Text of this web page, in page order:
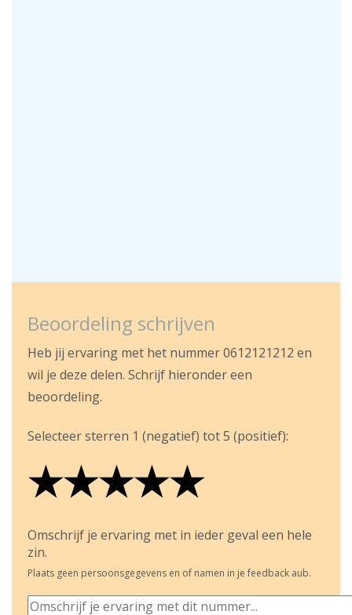
Beoordeling schrijven
Heb jij ervaring met het nummer 0612121212 en
wil je deze delen. Schrijf hieronder een
beoordeling.
Selecteer sterren 1 (negatief) tot 5 (positief):
★
★★
★★★
★★★★
★★★★★
Omschrijf je ervaring met in ieder geval een hele
zin.
Plaats geen persoonsgegevens en of namen in je feedback aub.